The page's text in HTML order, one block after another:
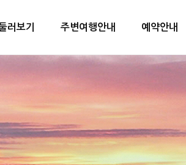
러보기 주변여행안내 예약안내